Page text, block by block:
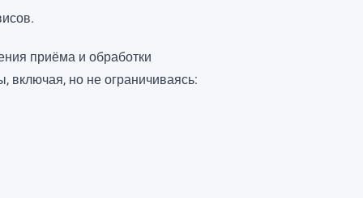
приёма и обработки
включая, но не ограничиваясь: